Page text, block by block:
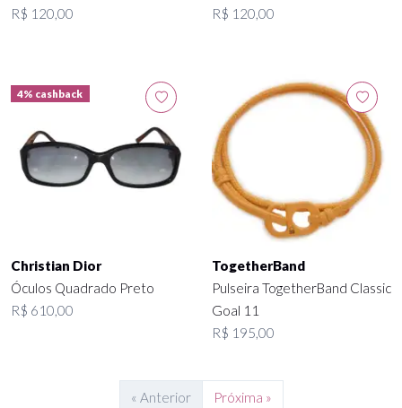
R$ 120,00
R$ 120,00
4% cashback
Christian Dior
Óculos Quadrado Preto
R$ 610,00
TogetherBand
Pulseira TogetherBand Classic
Goal 11
R$ 195,00
« Anterior Próxima »